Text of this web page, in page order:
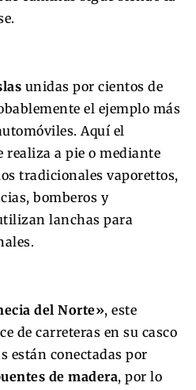
unidas por cientos de
el ejemplo más
Aquí el
a pie o mediante
tradicionales vaporettos,
bomberos y
lanchas para
del Norte», este
de carreteras en su casco
están conectadas por
de madera, por lo